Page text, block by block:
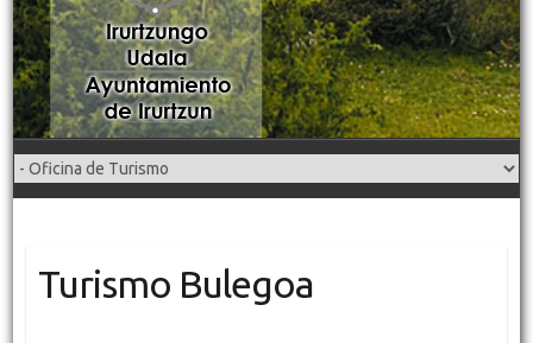
Turismo Bulegoa